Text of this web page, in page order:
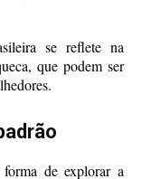
se reflete na
que podem ser
de explorar a